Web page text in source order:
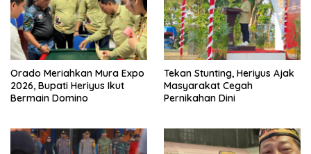
Orado Meriahkan Mura Expo
2026, Bupati Heriyus Ikut
Bermain Domino
Tekan Stunting, Heriyus Ajak
Masyarakat Cegah
Pernikahan Dini